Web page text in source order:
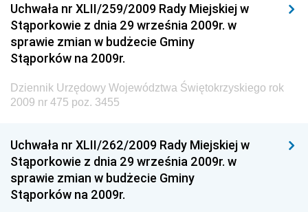
Dziennik Urzędowy Ministerstwa Kultury, Dziedzictwa
Narodowego i Sportu
Dziennik Urzędowy Ministra Finansów, Funduszy i
Dziennik Urzędowy Ministra Rozwoju, Pracy i
Dziennik Urzędowy Ministra Kultury, Dziedzictwa
Narodowego i Sportu
Dziennik Urzędowy Ministra Rodziny i Polityki
Społecznej
Uchwała nr XLII/259/2009 Rady Miejskiej w
Stąporkowie z dnia 29 września 2009r. w
sprawie zmian w budżecie Gminy
Stąporków na 2009r.
Dziennik Urzędowy Województwa Świętokrzyskiego rok
2009 nr 475 poz. 3455
Uchwała nr XLII/262/2009 Rady Miejskiej w
Stąporkowie z dnia 29 września 2009r. w
sprawie zmian w budżecie Gminy
Stąporków na 2009r.